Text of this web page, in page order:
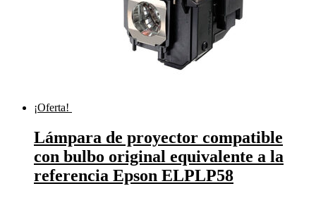
¡Oferta!
Lámpara de proyector compatible
con bulbo original equivalente a la
referencia Epson ELPLP58